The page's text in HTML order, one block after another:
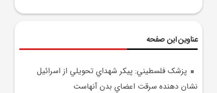
عناوین این صفحه
پزشک فلسطيني: پيکر شهداي تحويلي از اسرائيل
نشان دهنده سرقت اعضاي بدن آنهاست